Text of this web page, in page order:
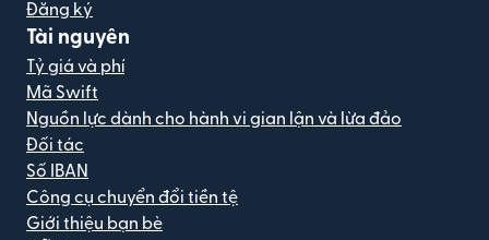
Đăng ký
Tài nguyên
Tỷ giá và phí
Mã Swift
Nguồn lực dành cho hành vi gian lận và lừa đảo
Đối tác
Số IBAN
Công cụ chuyển đổi tiền tệ
Giới thiệu bạn bè